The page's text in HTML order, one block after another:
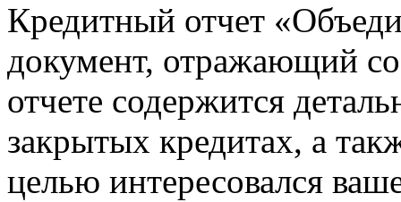
Кредитный отчет
документ, отражающий
отчете содержится
закрытых кредитах, а
целью интересовался